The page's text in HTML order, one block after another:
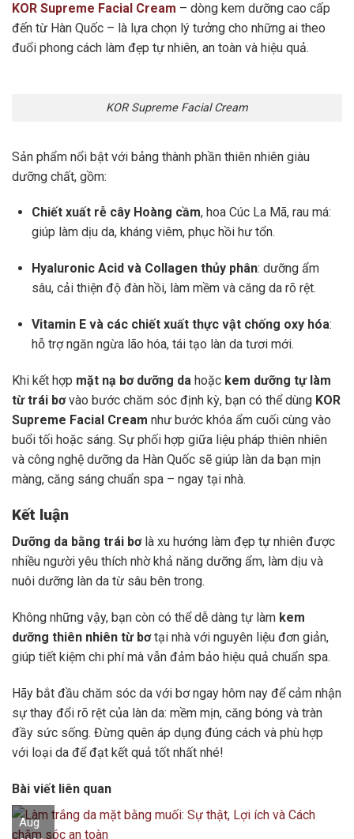
KOR Supreme Facial Cream – dòng kem dưỡng cao cấp
đến từ Hàn Quốc – là lựa chọn lý tưởng cho những ai theo
đuổi phong cách làm đẹp tự nhiên, an toàn và hiệu quả.
KOR Supreme Facial Cream
Sản phẩm nổi bật với bảng thành phần thiên nhiên giàu
dưỡng chất, gồm:
Chiết xuất rễ cây Hoàng cầm, hoa Cúc La Mã, rau má:
giúp làm dịu da, kháng viêm, phục hồi hư tổn.
Hyaluronic Acid và Collagen thủy phân: dưỡng ẩm
sâu, cải thiện độ đàn hồi, làm mềm và căng da rõ rệt.
Vitamin E và các chiết xuất thực vật chống oxy hóa:
hỗ trợ ngăn ngừa lão hóa, tái tạo làn da tươi mới.
Khi kết hợp mặt nạ bơ dưỡng da hoặc kem dưỡng tự làm
từ trái bơvào bước chăm sóc định kỳ, bạn có thể dùng KOR
Supreme Facial Cream như bước khóa ẩm cuối cùng vào
buổi tối hoặc sáng. Sự phối hợp giữa liệu pháp thiên nhiên
và công nghệ dưỡng da Hàn Quốc sẽ giúp làn da bạn mịn
màng, căng sáng chuẩn spa – ngay tại nhà.
Kết luận
Dưỡng da bằng trái bơlà xu hướng làm đẹp tự nhiên được
nhiều người yêu thích nhờ khả năng dưỡng ẩm, làm dịu và
nuôi dưỡng làn da từ sâu bên trong.
Không những vậy, bạn còn có thể dễ dàng tự làm kem
dưỡng thiên nhiên từ bơtại nhà với nguyên liệu đơn giản,
giúp tiết kiệm chi phí mà vẫn đảm bảo hiệu quả chuẩn spa.
Hãy bắt đầu chăm sóc da với bơ ngay hôm nay để cảm nhận
sự thay đổi rõ rệt của làn da: mềm mịn, căng bóng và tràn
đầy sức sống. Đừng quên áp dụng đúng cách và phù hợp
với loại da để đạt kết quả tốt nhất nhé!
Bài viết liên quan
Aug